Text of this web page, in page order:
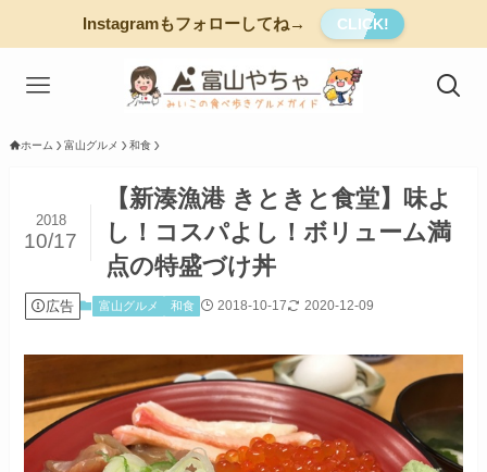
Instagramもフォローしてね→ CLICK!
ホーム 富山グルメ 和食
【新湊漁港 きときと食堂】味よ
し！コスパよし！ボリューム満
点の特盛づけ丼
2018
10/17
広告 富山グルメ 和食 2018-10-17 2020-12-09